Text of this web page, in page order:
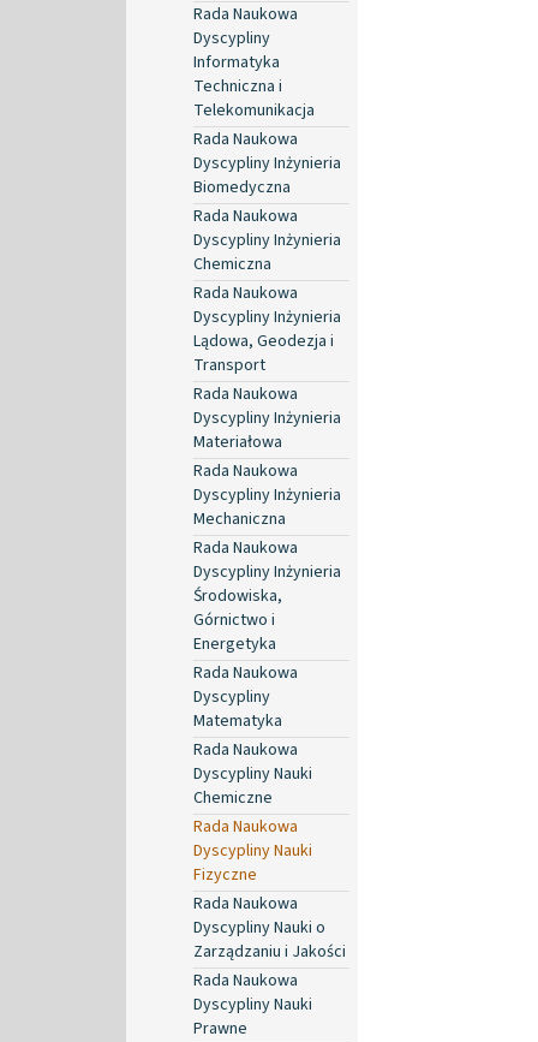
Rada Naukowa
Dyscypliny
Informatyka
Techniczna i
Telekomunikacja
Rada Naukowa
Dyscypliny Inżynieria
Biomedyczna
Rada Naukowa
Dyscypliny Inżynieria
Chemiczna
Rada Naukowa
Dyscypliny Inżynieria
Lądowa, Geodezja i
Transport
Rada Naukowa
Dyscypliny Inżynieria
Materiałowa
Rada Naukowa
Dyscypliny Inżynieria
Mechaniczna
Rada Naukowa
Dyscypliny Inżynieria
Środowiska,
Górnictwo i
Energetyka
Rada Naukowa
Dyscypliny
Matematyka
Rada Naukowa
Dyscypliny Nauki
Chemiczne
Rada Naukowa
Dyscypliny Nauki
Fizyczne
Rada Naukowa
Dyscypliny Nauki o
Zarządzaniu i Jakości
Rada Naukowa
Dyscypliny Nauki
Prawne